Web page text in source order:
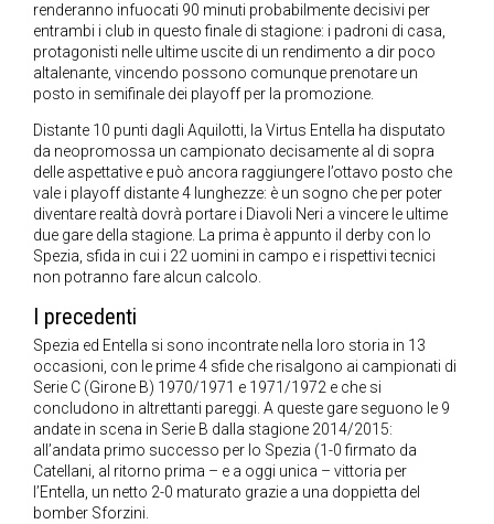
renderanno infuocati 90 minuti probabilmente decisivi per
entrambi i club in questo finale di stagione: i padroni di casa,
protagonisti nelle ultime uscite di un rendimento a dir poco
altalenante, vincendo possono comunque prenotare un
posto in semifinale dei playoff per la promozione.
Distante 10 punti dagli Aquilotti, la Virtus Entella ha disputato
da neopromossa un campionato decisamente al di sopra
delle aspettative e può ancora raggiungere l’ottavo posto che
vale i playoff distante 4 lunghezze: è un sogno che per poter
diventare realtà dovrà portare i Diavoli Neri a vincere le ultime
due gare della stagione. La prima è appunto il derby con lo
Spezia, sfida in cui i 22 uomini in campo e i rispettivi tecnici
non potranno fare alcun calcolo.
I precedenti
Spezia ed Entella si sono incontrate nella loro storia in 13
occasioni, con le prime 4 sfide che risalgono ai campionati di
Serie C (Girone B) 1970/1971 e 1971/1972 e che si
concludono in altrettanti pareggi. A queste gare seguono le 9
andate in scena in Serie B dalla stagione 2014/2015:
all’andata primo successo per lo Spezia (1-0 firmato da
Catellani, al ritorno prima – e a oggi unica – vittoria per
l’Entella, un netto 2-0 maturato grazie a una doppietta del
bomber Sforzini.